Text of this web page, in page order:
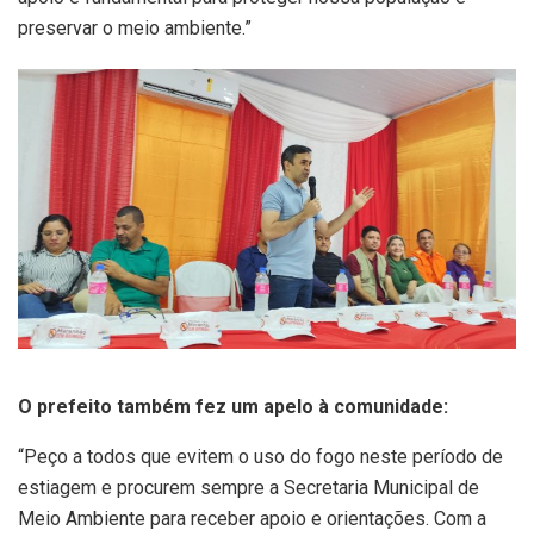
preservar o meio ambiente.”
O prefeito também fez um apelo à comunidade:
“Peço a todos que evitem o uso do fogo neste período de
estiagem e procurem sempre a Secretaria Municipal de
Meio Ambiente para receber apoio e orientações. Com a